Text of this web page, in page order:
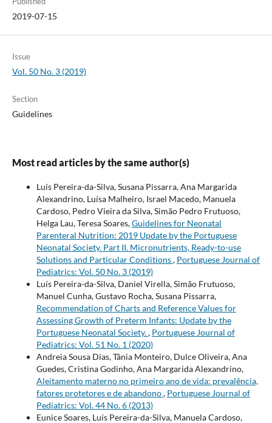
2019-07-15
Issue
Vol. 50 No. 3 (2019)
Section
Guidelines
Most read articles by the same author(s)
Luís Pereira-da-Silva, Susana Pissarra, Ana Margarida
Alexandrino, Luísa Malheiro, Israel Macedo, Manuela
Cardoso, Pedro Vieira da Silva, Simão Pedro Frutuoso,
Helga Lau, Teresa Soares,Guidelines for Neonatal
Parenteral Nutrition: 2019 Update by the Portuguese
Neonatal Society. Part II. Micronutrients, Ready-to-use
Solutions and Particular Conditions, Portuguese Journal of
Pediatrics: Vol. 50 No. 3 (2019)
Luís Pereira-da-Silva, Daniel Virella, Simão Frutuoso,
Manuel Cunha, Gustavo Rocha, Susana Pissarra,
Recommendation of Charts and Reference Values for
Assessing Growth of Preterm Infants: Update by the
Portuguese Neonatal Society., Portuguese Journal of
Pediatrics: Vol. 51 No. 1 (2020)
Andreia Sousa Dias, Tânia Monteiro, Dulce Oliveira, Ana
Guedes, Cristina Godinho, Ana Margarida Alexandrino,
Aleitamento materno no primeiro ano de vida: prevalência,
fatores protetores e de abandono, Portuguese Journal of
Pediatrics: Vol. 44 No. 6 (2013)
Eunice Soares, Luís Pereira-da-Silva, Manuela Cardoso,